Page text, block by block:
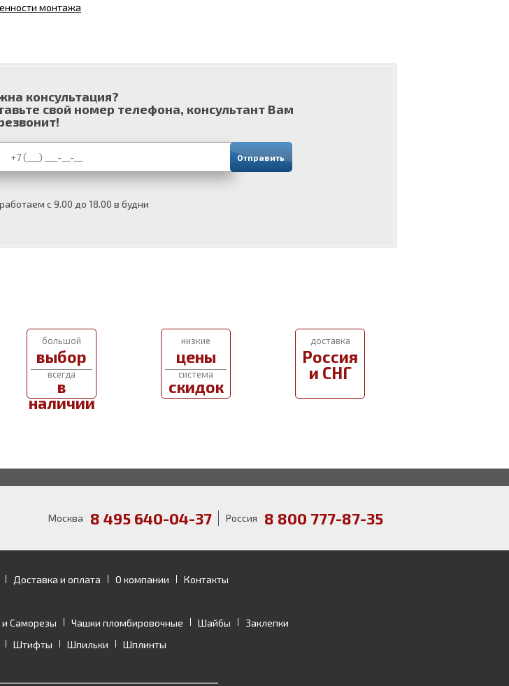
монтажа
консультация?
свой номер телефона, консультант Вам
с 9.00 до 18.00 в будни
большой
выбор
всегда
в
наличии
низкие
цены
система
скидок
доставка
Россия
и СНГ
Москва 8 495 640-04-37 Россия 8 800 777-87-35
Доставка и оплата О компании Контакты
Саморезы Чашки пломбировочные Шайбы
Заклепки
Штифты Шпильки Шплинты